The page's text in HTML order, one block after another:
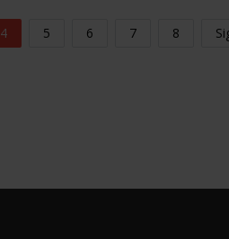
4 5 6 7 8